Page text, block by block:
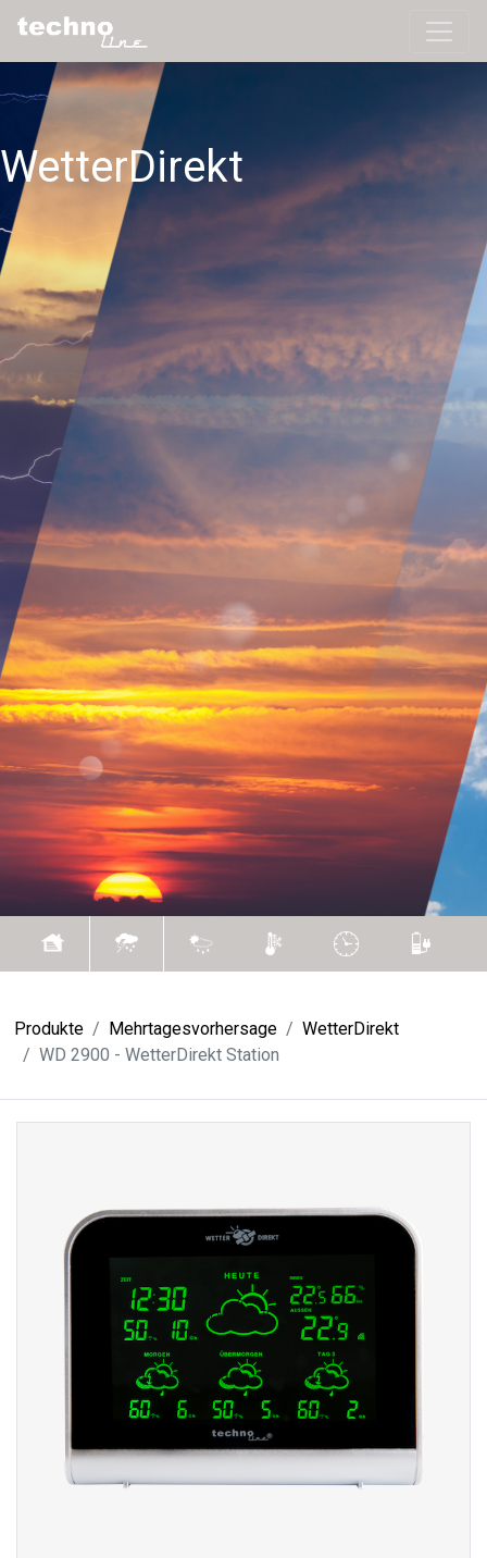
WetterDirekt
Produkte Mehrtagesvorhersage
WetterDirekt
WD 2900 - WetterDirekt Station